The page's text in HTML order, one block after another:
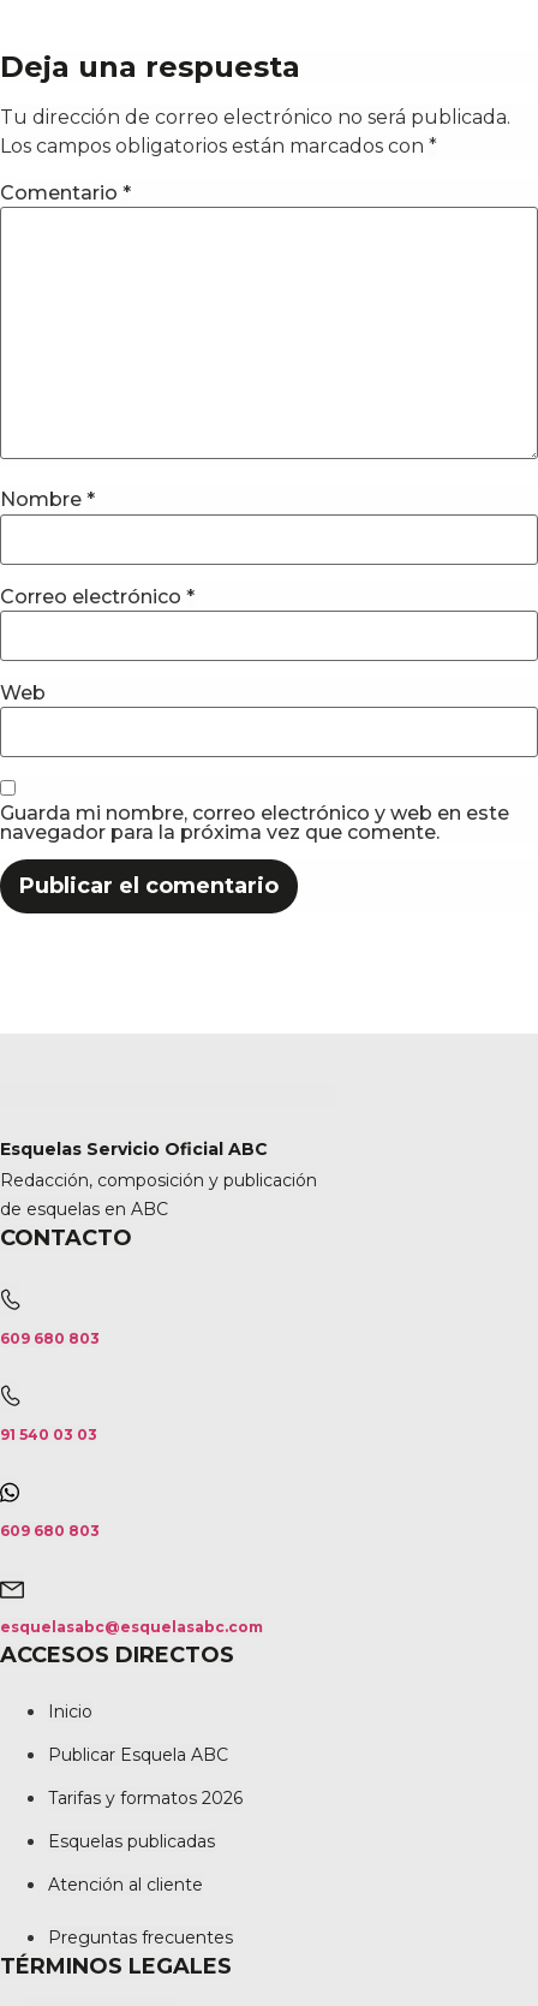
Deja una respuesta
Tu dirección de correo electrónico no será publicada.
Los campos obligatorios están marcados con *
Comentario *
Nombre *
Correo electrónico *
Web
Guarda mi nombre, correo electrónico y web en este
navegador para la próxima vez que comente.
Esquelas Servicio Oficial ABC
Redacción, composición y publicación
de esquelas en ABC
CONTACTO
609 680 803
91 540 03 03
609 680 803
esquelasabc@esquelasabc.com
ACCESOS DIRECTOS
Inicio
Publicar Esquela ABC
Tarifas y formatos 2026
Esquelas publicadas
Atención al cliente
Preguntas frecuentes
TÉRMINOS LEGALES